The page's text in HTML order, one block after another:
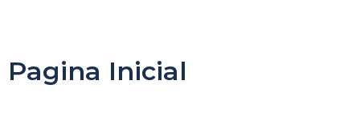
Pagina Inicial